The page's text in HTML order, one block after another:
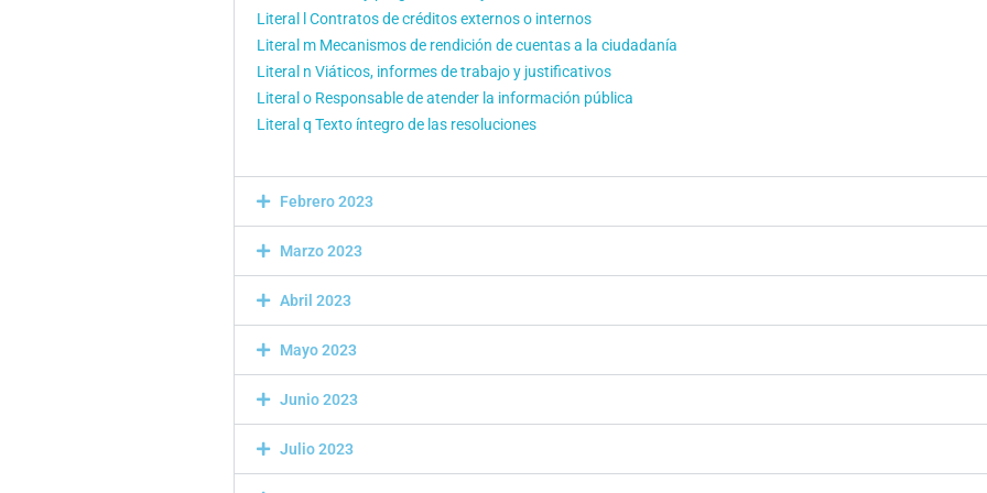
Literal l Contratos de créditos externos o internos
Literal m Mecanismos de rendición de cuentas a la ciudadanía
Literal n Viáticos, informes de trabajo y justificativos
Literal o Responsable de atender la información pública
Literal q Texto íntegro de las resoluciones
Febrero 2023
Marzo 2023
Abril 2023
Mayo 2023
Junio 2023
Julio 2023